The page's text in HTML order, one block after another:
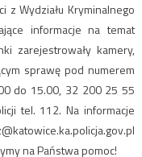
Wydziału Kryminalnego
informacje na temat
zarejestrowały kamery,
sprawę pod numerem
do 15.00, 32 200 25 55
tel. 112. Na informacje
na Państwa pomoc!